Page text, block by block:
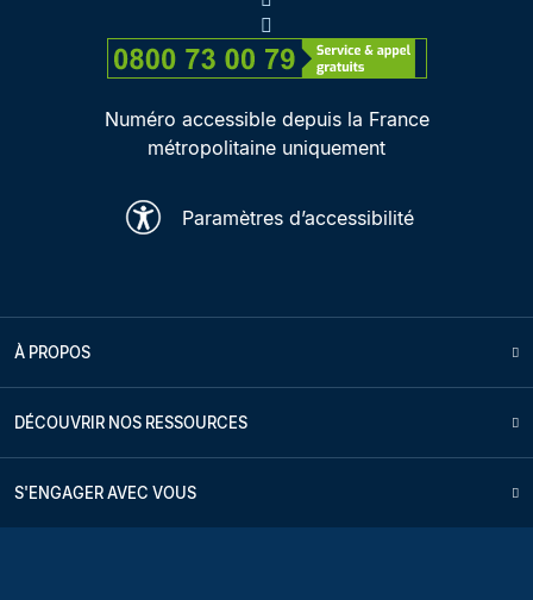
Numéro accessible depuis la France
métropolitaine uniquement
Paramètres d’accessibilité
À PROPOS
DÉCOUVRIR NOS RESSOURCES
S'ENGAGER AVEC VOUS